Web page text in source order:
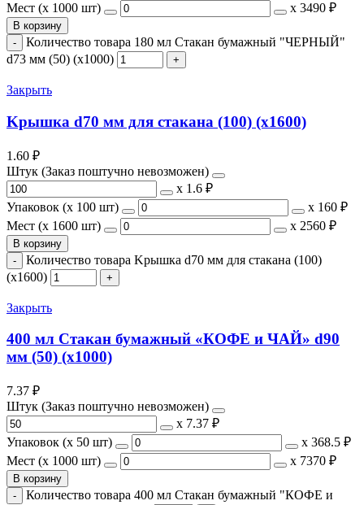
Мест (x 1000 шт)
х 3490 ₽
В корзину
Количество товара 180 мл Стакан бумажный "ЧЕРНЫЙ"
d73 мм (50) (х1000)
Закрыть
Kрышка d70 мм для стакана (100) (х1600)
1.60 ₽
Штук (Заказ поштучно невозможен)
х 1.6 ₽
Упаковок (x 100 шт)
х 160 ₽
Мест (x 1600 шт)
х 2560 ₽
В корзину
Количество товара Kрышка d70 мм для стакана (100)
(х1600)
Закрыть
400 мл Стакан бумажный «КОФЕ и ЧАЙ» d90
мм (50) (х1000)
7.37 ₽
Штук (Заказ поштучно невозможен)
х 7.37 ₽
Упаковок (x 50 шт)
х 368.5 ₽
Мест (x 1000 шт)
х 7370 ₽
В корзину
Количество товара 400 мл Стакан бумажный "КОФЕ и